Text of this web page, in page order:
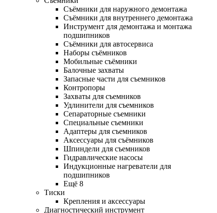
Съёмники для наружного демонтажа
Съёмники для внутреннего демонтажа
Инструмент для демонтажа и монтажа
подшипников
Съёмники для автосервиса
Наборы съёмников
Мобильные съёмники
Балочные захваты
Запасные части для съемников
Контропоры
Захваты для съемников
Удлинители для съемников
Сепараторные съемники
Специальные съемники
Адаптеры для съемников
Аксессуары для съёмников
Шпиндели для съемников
Гидравлические насосы
Индукционные нагреватели для
подшипников
Ещё 8
Тиски
Крепления и аксессуары
Диагностический инструмент